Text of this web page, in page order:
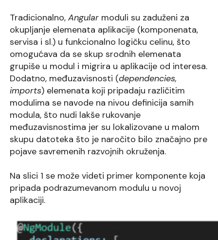
Tradicionalno, Angular moduli su zaduženi za
okupljanje elemenata aplikacije (komponenata,
servisa i sl.) u funkcionalno logičku celinu, što
omogućava da se skup srodnih elemenata
grupiše u modul i migrira u aplikacije od interesa.
Dodatno, međuzavisnosti (dependencies,
imports) elemenata koji pripadaju različitim
modulima se navode na nivou definicija samih
modula, što nudi lakše rukovanje
međuzavisnostima jer su lokalizovane u malom
skupu datoteka što je naročito bilo značajno pre
pojave savremenih razvojnih okruženja.
Na slici 1 se može videti primer komponente koja
pripada podrazumevanom modulu u novoj
aplikaciji.